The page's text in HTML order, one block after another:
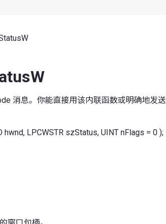
消息。你能直接用该内联函数或明确地发送
LPCWSTR szStatus, UINT nFlags = 0 );